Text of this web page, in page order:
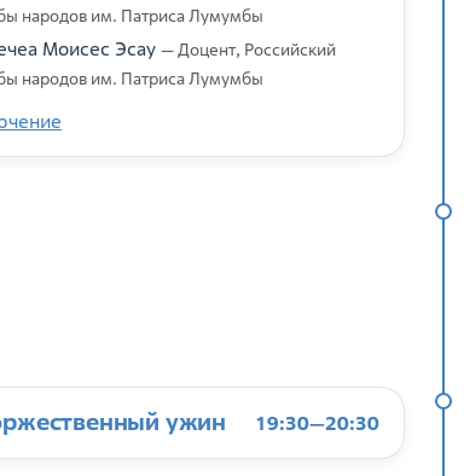
народов им. Патриса Лумумбы
Моисес Эсау — Доцент, Российский
народов им. Патриса Лумумбы
ужин 19:30—20:30